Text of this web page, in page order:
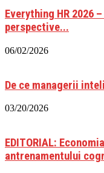
Everything HR 2026
perspective...
06/02/2026
De ce managerii
03/20/2026
EDITORIAL:
antrenamentului